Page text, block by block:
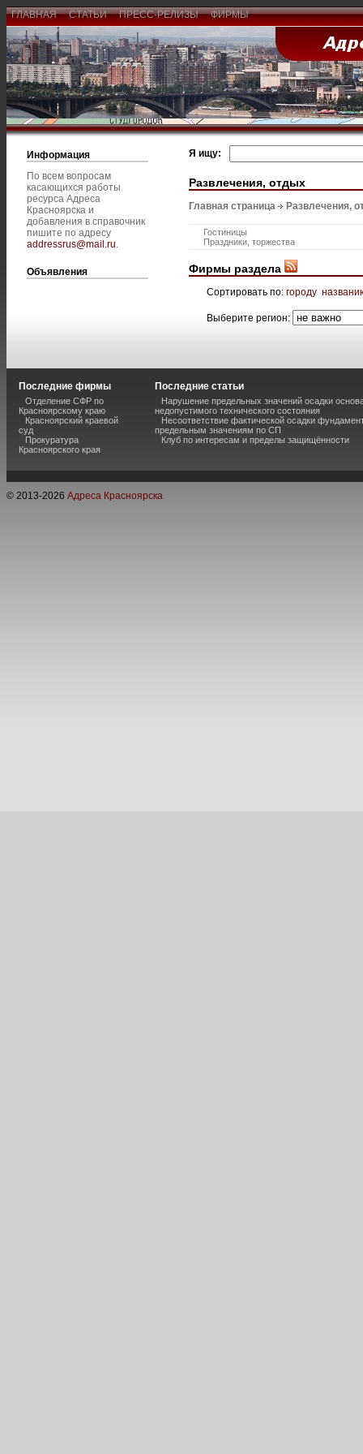
ГЛАВНАЯ СТАТЬИ ПРЕСС-РЕЛИЗЫ ФИРМЫ
Информация
По всем вопросам
касающихся работы
ресурса Адреса
Красноярска и
добавления в справочник
пишите по адресу
addressrus@mail.ru.
Объявления
Я ищу:
Развлечения, отдых
Главная страница Развлечения,
Гостиницы
Праздники, торжества
Фирмы раздела
Сортировать по: городу
Выберите регион:
Последние фирмы
Отделение СФР по
Красноярскому краю
Красноярский краевой
суд
Прокуратура
Красноярского края
Последние статьи
Нарушение предельных значений осадки
недопустимого технического состояния
Несоответствие фактической осадки
предельным значениям по СП
Клуб по интересам и пределы защищённости
© 2013-2026 Адреса Красноярска